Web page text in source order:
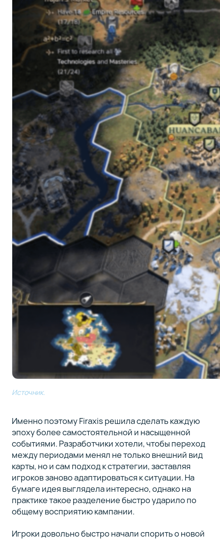
Источник.
Именно поэтому Firaxis решила сделать каждую
эпоху более самостоятельной и насыщенной
событиями. Разработчики хотели, чтобы переход
между периодами менял не только внешний вид
карты, но и сам подход к стратегии, заставляя
игроков заново адаптироваться к ситуации. На
бумаге идея выглядела интересно, однако на
практике такое разделение быстро ударило по
общему восприятию кампании.
Игроки довольно быстро начали спорить о новой